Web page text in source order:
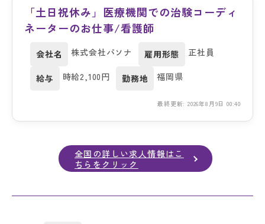
「土日祝休み」医療機関での治験コーディ
ネーターのお仕事/看護師
会社名 株式会社パソナ 雇用形態 正社員
給与 時給2,100円 勤務地 福岡県
最終更新: 2026年8月9日 00:40
全国の詳しい求人情報はこ
ちらをクリック